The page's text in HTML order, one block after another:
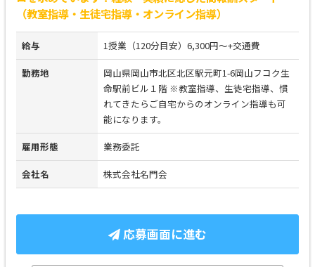
（教室指導・生徒宅指導・オンライン指導）
給与 1授業（120分目安）6,300円～+交通費
勤務地
岡山県岡山市北区北区駅元町1-6岡山フコク生
命駅前ビル１階 ※教室指導、生徒宅指導、慣
れてきたらご自宅からのオンライン指導も可
能になります。
雇用形態 業務委託
会社名 株式会社名門会
応募画面に進む